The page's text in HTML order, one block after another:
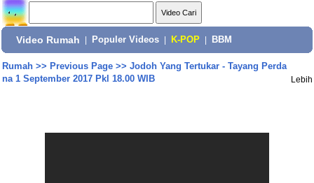
Video Rumah Populer Videos K-POP BBM
Rumah>> Previous Page>> Jodoh Yang Tertukar - Tayang Perda
na 1 September 2017 Pkl 18.00 WIB
Lebih